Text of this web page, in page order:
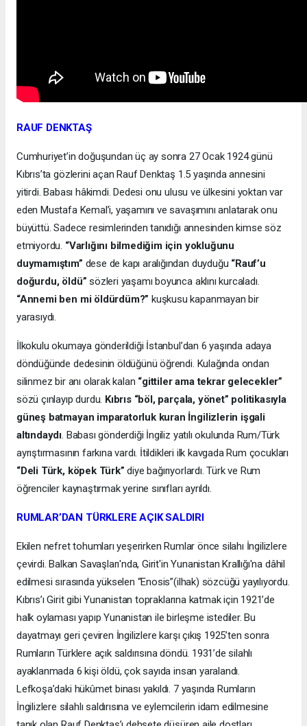
RAUF DENKTAŞ
Cumhuriyet’in doğuşundan üç ay sonra 27 Ocak 1924 günü
Kıbrıs’ta gözlerini açan Rauf Denktaş 1.5 yaşında annesini
yitirdi. Babası hâkimdi. Dedesi onu ulusu ve ülkesini yoktan var
eden Mustafa Kemal’i, yaşamını ve savaşımını anlatarak onu
büyüttü. Sadece resimlerinden tanıdığı annesinden kimse söz
etmiyordu. “Varlığını bilmediğim için yokluğunu
duymamıştım” dese de kapı aralığından duyduğu “Rauf’u
doğurdu, öldü” sözleri yaşamı boyunca aklını kurcaladı.
“Annemi ben mi öldürdüm?”kuşkusu kapanmayan bir
yarasıydı.
İlkokulu okumaya gönderildiği İstanbul’dan 6 yaşında adaya
döndüğünde dedesinin öldüğünü öğrendi. Kulağında ondan
silinmez bir anı olarak kalan “gittiler ama tekrar gelecekler”
sözü çınlayıp durdu. Kıbrıs “böl, parçala, yönet” politikasıyla
güneş batmayan imparatorluk kuran İngilizlerin işgali
altındaydı. Babası gönderdiği İngiliz yatılı okulunda Rum/Türk
ayrıştırmasının farkına vardı. İtildikleri ilk kavgada Rum çocukları
“Deli Türk, köpek Türk” diye bağırıyorlardı. Türk ve Rum
öğrenciler kaynaştırmak yerine sınıfları ayrıldı.
RUMLAR’DAN TÜRKLERE AÇIK SALDIRI
Ekilen nefret tohumları yeşerirken Rumlar önce silahı İngilizlere
çevirdi. Balkan Savaşları'nda, Girit'in Yunanistan Krallığı'na dâhil
edilmesi sırasında yükselen “Enosis”(ilhak) sözcüğü yayılıyordu.
Kıbrıs’ı Girit gibi Yunanistan topraklarına katmak için 1921’de
halk oylaması yapıp Yunanistan ile birleşme istediler. Bu
dayatmayı geri çeviren İngilizlere karşı çıkış 1925’ten sonra
Rumların Türklere açık saldırısına döndü. 1931’de silahlı
ayaklanmada 6 kişi öldü, çok sayıda insan yaralandı.
Lefkoşa’daki hükûmet binası yakıldı. 7 yaşında Rumların
İngilizlere silahlı saldırısına ve eylemcilerin idam edilmesine